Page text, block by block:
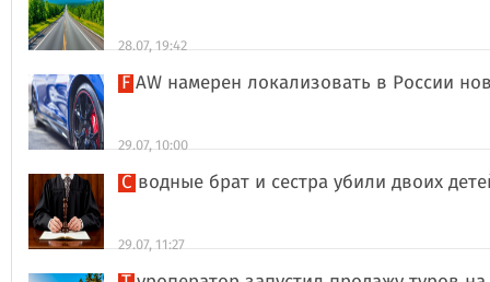
28.07, 19:42
FAW намерен локализовать в России
29.07, 10:00
Сводные брат и сестра убили двоих
29.07, 11:27